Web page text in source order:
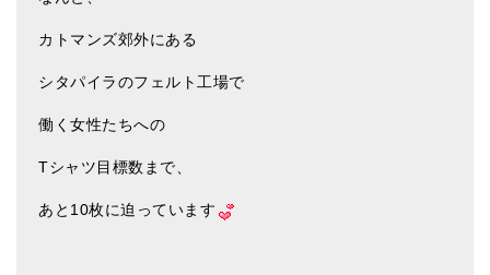
カトマンズ郊外にある
シタパイラのフェルト工場で
働く女性たちへの
Tシャツ目標数まで、
あと10枚に迫っています